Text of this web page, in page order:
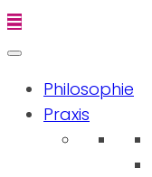
Philosophie
Praxis